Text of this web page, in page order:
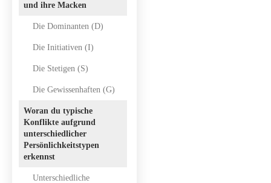
und ihre Macken
Die Dominanten (D)
Die Initiativen (I)
Die Stetigen (S)
Die Gewissenhaften (G)
Woran du typische
Konflikte aufgrund
unterschiedlicher
Persönlichkeitstypen
erkennst
Unterschiedliche